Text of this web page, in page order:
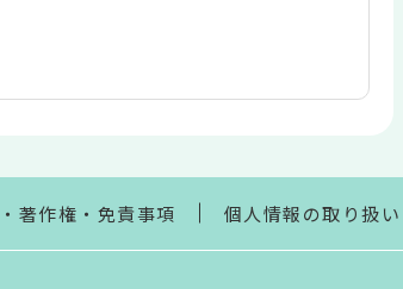
著作権・免責事項 個人情報の取り扱い